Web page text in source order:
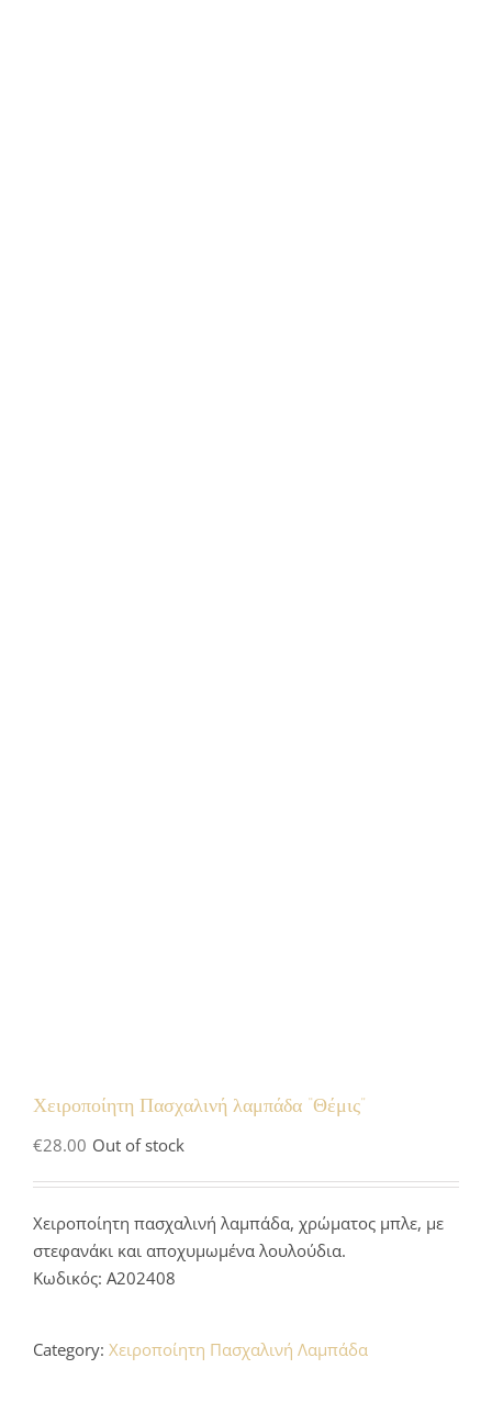
Χειροποίητη Πασχαλινή λαμπάδα “Θέμις”
€28.00 Out of stock
Χειροποίητη πασχαλινή λαμπάδα, χρώματος μπλε, με
στεφανάκι και αποχυμωμένα λουλούδια.
Κωδικός: Α202408
Category: Χειροποίητη Πασχαλινή Λαμπάδα